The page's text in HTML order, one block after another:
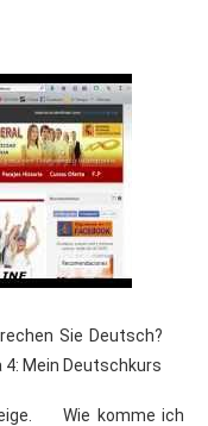
Sie Deutsch?
Mein Deutschkurs
Wie komme ich